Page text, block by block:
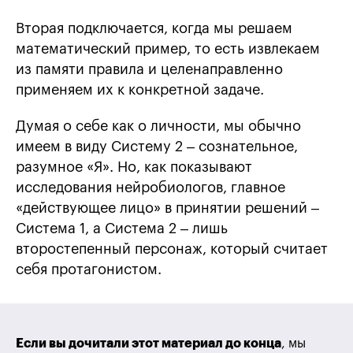
Вторая подключается, когда мы решаем
математический пример, то есть извлекаем
из памяти правила и целенаправленно
применяем их к конкретной задаче.
Думая о себе как о личности, мы обычно
имеем в виду Систему 2 – сознательное,
разумное «Я». Но, как показывают
исследования нейробиологов, главное
«действующее лицо» в принятии решений –
Система 1, а Система 2 – лишь
второстепенный персонаж, который считает
себя протагонистом.
Если вы дочитали этот материал до конца, мы